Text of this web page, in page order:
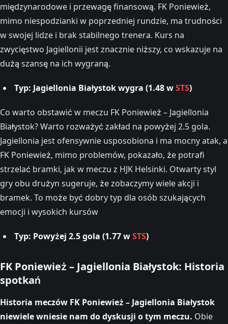
międzynarodowe i przewagę finansową. FK Poniewież,
mimo niespodzianki w poprzedniej rundzie, ma trudności
w swojej lidze i brak stabilnego trenera. Kurs na
zwycięstwo Jagiellonii jest znacznie niższy, co wskazuje na
dużą szansę na ich wygraną.
Typ: Jagiellonia Białystok wygra (1.48 wSTS)
Co warto obstawić w meczu FK Poniewież – Jagiellonia
Białystok? Warto rozważyć zakład na powyżej 2.5 gola.
Jagiellonia jest ofensywnie usposobiona i ma mocny atak, a
FK Poniewież, mimo problemów, pokazało, że potrafi
strzelać bramki, jak w meczu z HJK Helsinki. Otwarty styl
gry obu drużyn sugeruje, że zobaczymy wiele akcji i
bramek. To może być dobry typ dla osób szukających
emocji i wysokich kursów
Typ: Powyżej 2.5 gola (1.77 wSTS)
FK Poniewież – Jagiellonia Białystok: Historia
spotkań
Historia meczów FK Poniewież – Jagiellonia Białystok
niewiele wniesie nam do dyskusji o tym meczu. Obie